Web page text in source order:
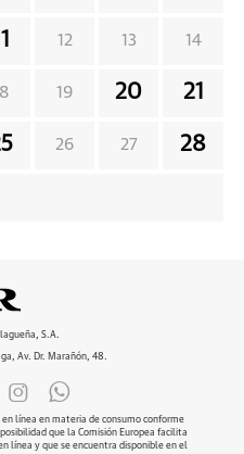
12 13 14
19 20 21
26 27 28
S.A.
Av. Dr. Marañón, 48.
línea en materia de consumo conforme
que la Comisión Europea facilita
línea y que se encuentra disponible en el